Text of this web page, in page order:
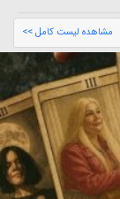
مشاهده لیست کامل >>